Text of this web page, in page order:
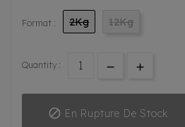
Format : 2Kg 12Kg
Quantity :
 En Rupture De Stock